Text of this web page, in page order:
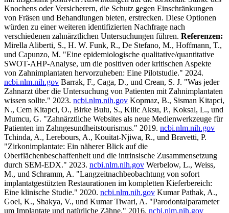
Knochens oder Versicherern, die Schutz gegen Einschränkungen
von Fräsen und Behandlungen bieten, erstrecken. Diese Optionen
würden zu einer weiteren identifizierten Nachfrage nach
verschiedenen zahnärztlichen Untersuchungen führen. Referenzen:
Mirella Aliberti, S., H. W. Funk, R., De Stefano, M., Hoffmann, T.,
und Capunzo, M. "Eine epidemiologische qualitative/quantitative
SWOT‐AHP-Analyse, um die positiven oder kritischen Aspekte
von Zahnimplantaten hervorzuheben: Eine Pilotstudie." 2024.
ncbi.nlm.nih.gov Barrak, F., Caga, D., und Crean, S. J. "Was jeder
Zahnarzt über die Untersuchung von Patienten mit Zahnimplantaten
wissen sollte." 2023. ncbi.nlm.nih.gov Kopmaz, B., Sisman Kitapci,
N., Cem Kitapci, O., Birke Bulu, S., Kilic Aksu, P., Koksal, L., und
Mumcu, G. "Zahnärztliche Websites als neue Medienwerkzeuge für
Patienten im Zahngesundheitstourismus." 2019. ncbi.nlm.nih.gov
Tchinda, A., Lerebours, A., Kouitat-Njiwa, R., und Bravetti, P.
"Zirkonimplantate: Ein näherer Blick auf die
Oberflächenbeschaffenheit und die intrinsische Zusammensetzung
durch SEM-EDX." 2023. ncbi.nlm.nih.gov Werbelow, L., Weiss,
M., und Schramm, A. "Langzeitnachbeobachtung von sofort
implantatgestützten Restaurationen im kompletten Kieferbereich:
Eine klinische Studie." 2020. ncbi.nlm.nih.gov Kumar Pathak, A.,
Goel, K., Shakya, V., und Kumar Tiwari, A. "Parodontalparameter
um Implantate und natürliche Zähne." 2016. ncbi.nlm.nih.gov